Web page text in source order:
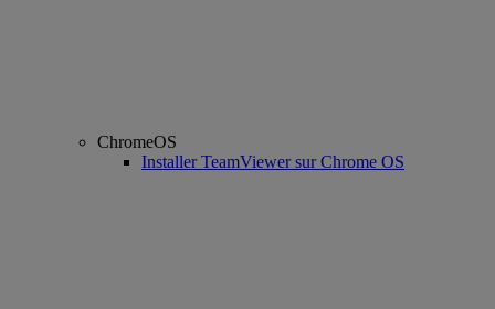
ChromeOS
Installer TeamViewer sur Chrome OS